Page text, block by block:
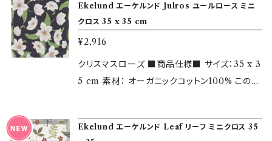
だけます。
発し続けています。 エーケルンド製品はすべて
オーガニック（無農薬栽培による）の素材を原料
にしており、環境負荷のない製法で製造していま
す。 小さなお子様から大人まで安心してお使い
いただけます。
す。 各種カタログはこちらよりご覧いただけま
す。 https://www.mizuiro-butik.jp/blog/2
018/09/01/144743 ＜エーケルンドについて＞
1695年創業のエーケルンドは、スウェーデン老
舗のテキスタイルブランドです。 伝統的な技術を
ガニック（無農薬栽培による）の素材を原料にし
Ekelund エーケルンド Julros ユールロース ミニ
クロス 35 x 35 cm
¥2,916
クリスマスローズ ■商品仕様■ サイズ：35 x 3
5 cm 素材： オーガニックコットン100% この
す。 各種カタログはこちらよりご覧いただけま
Ekelund エーケルンド Leaf リーフ ミニクロス 35